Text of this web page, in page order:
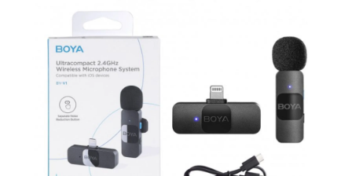
Lightning. Передатчик оснащён
клипсой на 360°для удобного крепления на
одежде.